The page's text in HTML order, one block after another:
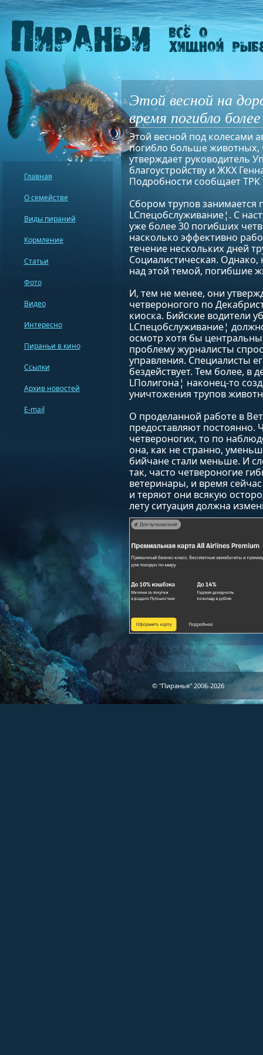
Этой весной на
время погибло
Этой весной под колесами
погибло больше
утверждает руководитель
благоустройству и ЖКХ
Подробности сообщает
Сбором трупов занимается
LСпецобслуживание¦. С
уже более 30 погибших
насколько эффективно
течение нескольких дней
Социалистическая. Однако,
над этой темой, погибшие
И, тем не менее, они
четвероногого по
киоска. Бийские водители
LСпецобслуживание¦
осмотр хотя бы
проблему журналисты
управления. Специалисты
бездействует. Тем более, в
LПолигона¦ наконец-то
уничтожения трупов
О проделанной работе в
предоставляют постоянно.
четвероногих, то по
она, как не странно,
бийчане стали меньше. И
так, часто четвероногие
ветеринары, и время
и теряют они всякую
лету ситуация должна
Главная
О семействе
Виды пираний
Кормление
Статьи
Фото
Видео
Интересно
Пираньи в кино
Ссылки
Архив новостей
E-mail
© "Пиранья" 2006-2026